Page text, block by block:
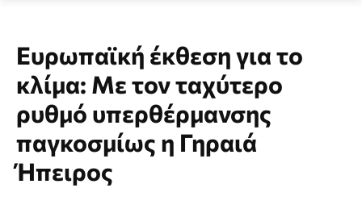
Ευρωπαϊκή έκθεση για το
κλίμα: Με τον ταχύτερο
ρυθμό υπερθέρμανσης
παγκοσμίως η Γηραιά
Ήπειρος